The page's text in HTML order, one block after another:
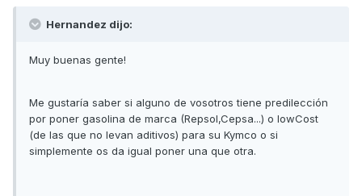
Hernandez dijo:
Muy buenas gente!
Me gustaría saber si alguno de vosotros tiene predilección
por poner gasolina de marca (Repsol,Cepsa...) o lowCost
(de las que no levan aditivos) para su Kymco o si
simplemente os da igual poner una que otra.